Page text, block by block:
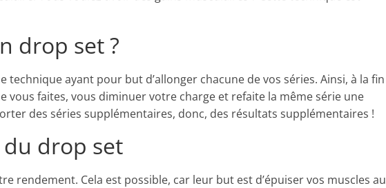
drop set ?
technique ayant pour but d’allonger chacune de vos séries. Ainsi, à la fin
vous faites, vous diminuer votre charge et refaite la même série une
des séries supplémentaires, donc, des résultats supplémentaires !
du drop set
rendement. Cela est possible, car leur but est d’épuiser vos muscles au